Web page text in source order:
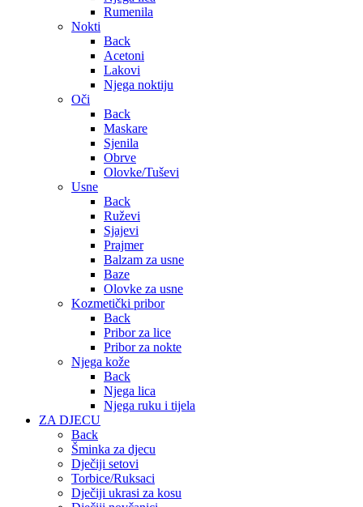
Rumenila
Nokti
Back
Acetoni
Lakovi
Njega noktiju
Oči
Back
Maskare
Sjenila
Obrve
Olovke/Tuševi
Usne
Back
Ruževi
Sjajevi
Prajmer
Balzam za usne
Baze
Olovke za usne
Kozmetički pribor
Back
Pribor za lice
Pribor za nokte
Njega kože
Back
Njega lica
Njega ruku i tijela
ZA DJECU
Back
Šminka za djecu
Dječiji setovi
Torbice/Ruksaci
Dječiji ukrasi za kosu